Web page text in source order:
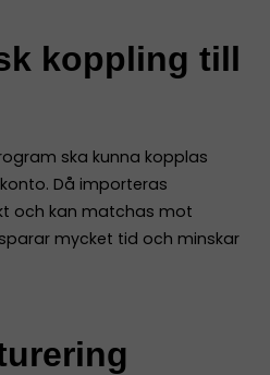
koppling till
ska kunna kopplas
Då importeras
och kan matchas mot
mycket tid och minskar